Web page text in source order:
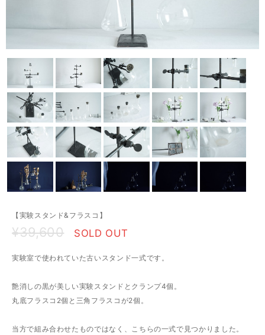
【実験スタンド&フラスコ】
¥39,600 SOLD OUT
実験室で使われていた古いスタンド一式です。
艶消しの黒が美しい実験スタンドとクランプ4個。
丸底フラスコ2個と三角フラスコが2個。
当方で組み合わせたものではなく、こちらの一式で見つかりました。